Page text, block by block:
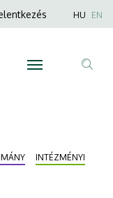
HU EN
INTÉZMÉNYI